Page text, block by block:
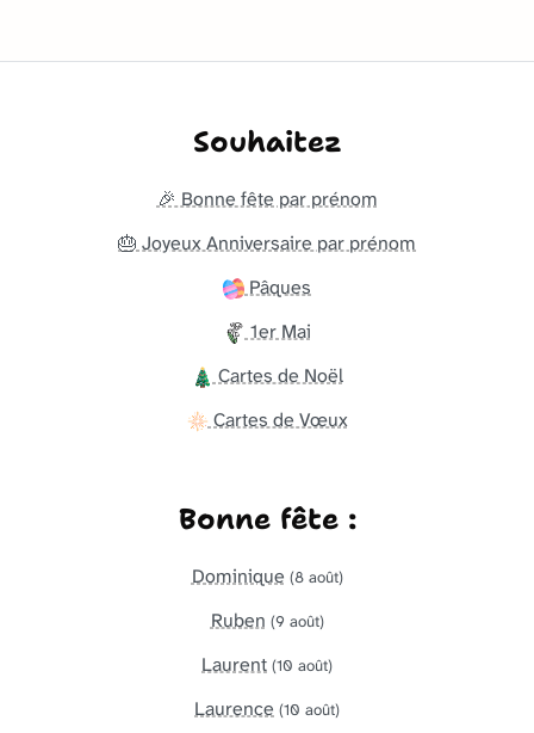
Souhaitez
🎉 Bonne fête par prénom
🎂 Joyeux Anniversaire par prénom
Pâques
1er Mai
Cartes de Noël
Cartes de Vœux
Bonne fête :
Dominique (8 août)
Ruben (9 août)
Laurent (10 août)
Laurence (10 août)